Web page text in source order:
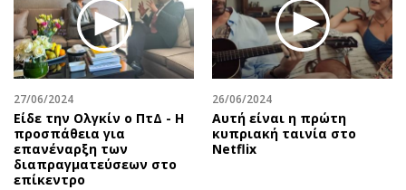
27/06/2024
Είδε την Ολγκίν ο ΠτΔ - Η
προσπάθεια για
επανέναρξη των
διαπραγματεύσεων στο
επίκεντρο
26/06/2024
Αυτή είναι η πρώτη
κυπριακή ταινία στο
Netflix